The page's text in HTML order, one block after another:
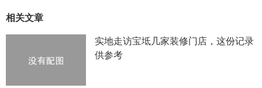
相关文章
实地走访宝坻几家装修门店，这份记录
供参考